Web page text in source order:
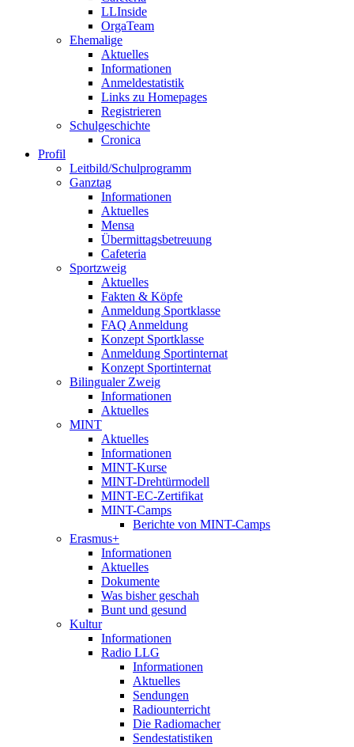
LLInside
OrgaTeam
Ehemalige
Aktuelles
Informationen
Anmeldestatistik
Links zu Homepages
Registrieren
Schulgeschichte
Cronica
Profil
Leitbild/Schulprogramm
Ganztag
Informationen
Aktuelles
Mensa
Übermittagsbetreuung
Cafeteria
Sportzweig
Aktuelles
Fakten & Köpfe
Anmeldung Sportklasse
FAQ Anmeldung
Konzept Sportklasse
Anmeldung Sportinternat
Konzept Sportinternat
Bilingualer Zweig
Informationen
Aktuelles
MINT
Aktuelles
Informationen
MINT-Kurse
MINT-Drehtürmodell
MINT-EC-Zertifikat
MINT-Camps
Berichte von MINT-Camps
Erasmus+
Informationen
Aktuelles
Dokumente
Was bisher geschah
Bunt und gesund
Kultur
Informationen
Radio LLG
Informationen
Aktuelles
Sendungen
Radiounterricht
Die Radiomacher
Sendestatistiken